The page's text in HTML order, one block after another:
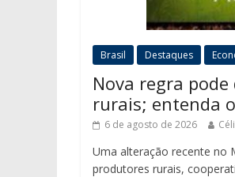
Brasil Destaques
Nova regra
rurais; entenda
6 de agosto de 2026
Uma alteração recente no
produtores rurais,